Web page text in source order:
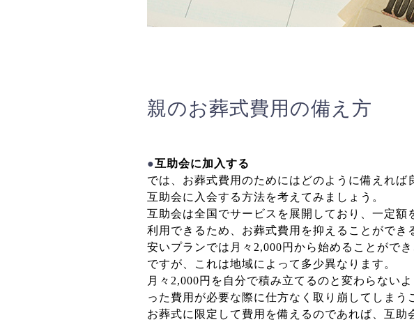
親のお葬式費用の備え方
●互助会に加入する
では、お葬式費用のためにはどのように備えれば
互助会に入会する方法を考えてみましょう。
互助会は全国でサービスを展開しており、一定額
利用できるため、お葬式費用を抑えることができ
安いプランでは月々2,000円から始めることがで
ですが、これは地域によって多少異なります。
月々2,000円を自分で積み立てるのと変わらない
った費用が必要な際に仕方なく取り崩してしまう
お葬式に限定して費用を備えるのであれば、互助